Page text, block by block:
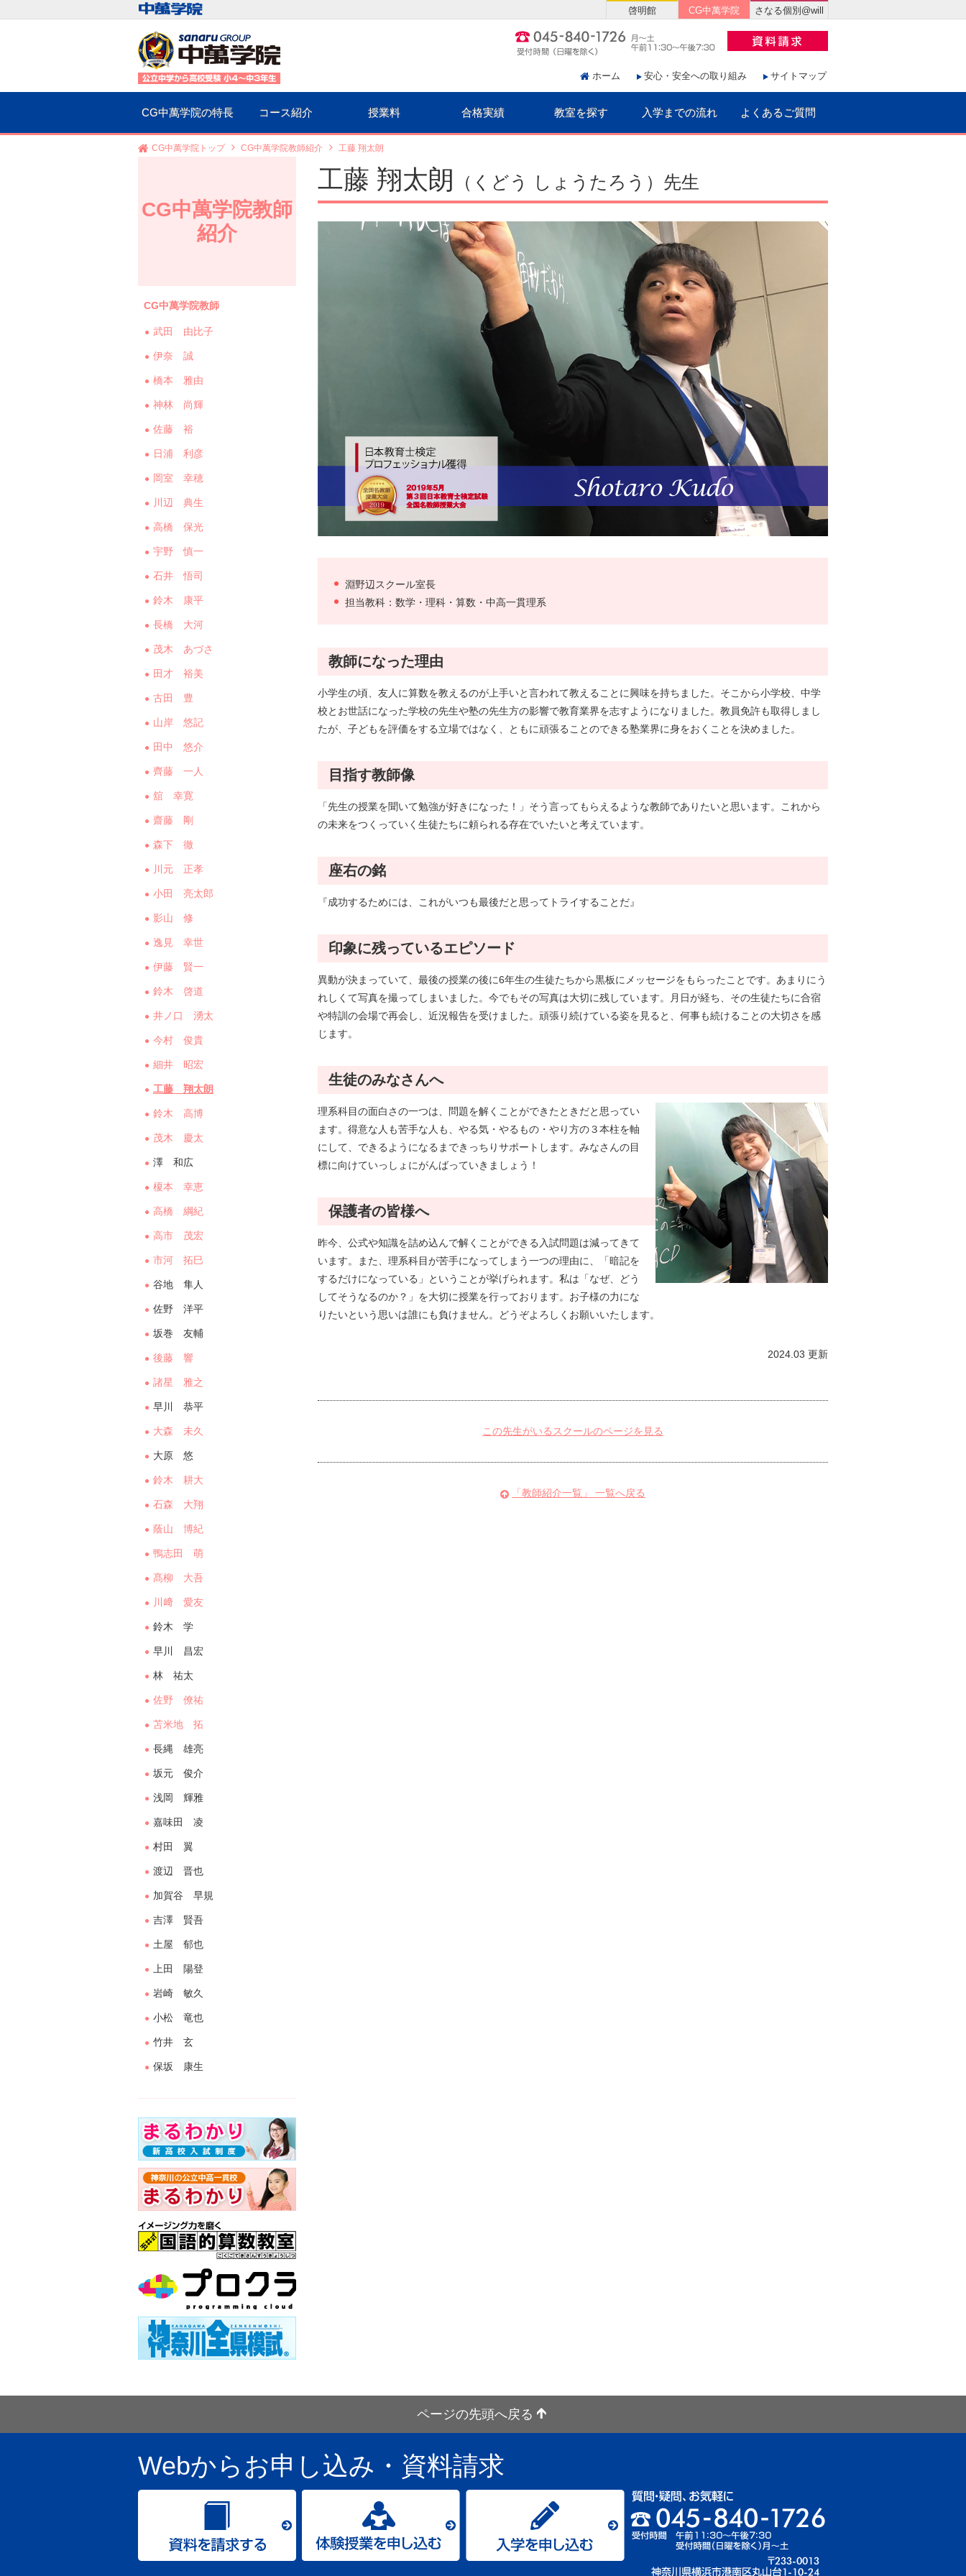
ホーム 安心・安全への取り組み サイトマップ
CG中萬学院の特長 コース紹介 授業料 合格実績 教室を探す 入学までの流れ よくあるご質問
啓明館 CG中萬学院 さなる個別@will
CG中萬学院トップ CG中萬学院教師紹介 工藤 翔太朗
工藤 翔太朗 （くどう しょうたろう）先生
淵野辺スクール室長
担当教科：数学・理科・算数・中高一貫理系
教師になった理由
小学生の頃、友人に算数を教えるのが上手いと言われて教えることに興味を持ちました。そこから小学校、中学
校とお世話になった学校の先生や塾の先生方の影響で教育業界を志すようになりました。教員免許も取得しまし
たが、子どもを評価をする立場ではなく、ともに頑張ることのできる塾業界に身をおくことを決めました。
目指す教師像
「先生の授業を聞いて勉強が好きになった！」そう言ってもらえるような教師でありたいと思います。これから
の未来をつくっていく生徒たちに頼られる存在でいたいと考えています。
座右の銘
『成功するためには、これがいつも最後だと思ってトライすることだ』
印象に残っているエピソード
異動が決まっていて、最後の授業の後に6年生の生徒たちから黒板にメッセージをもらったことです。あまりにう
れしくて写真を撮ってしまいました。今でもその写真は大切に残しています。月日が経ち、その生徒たちに合宿
や特訓の会場で再会し、近況報告を受けました。頑張り続けている姿を見ると、何事も続けることの大切さを感
じます。
生徒のみなさんへ
理系科目の面白さの一つは、問題を解くことができたときだと思ってい
ます。得意な人も苦手な人も、やる気・やるもの・やり方の３本柱を軸
にして、できるようになるまできっちりサポートします。みなさんの目
標に向けていっしょにがんばっていきましょう！
保護者の皆様へ
昨今、公式や知識を詰め込んで解くことができる入試問題は減ってきて
います。また、理系科目が苦手になってしまう一つの理由に、「暗記を
するだけになっている」ということが挙げられます。私は「なぜ、どう
してそうなるのか？」を大切に授業を行っております。お子様の力にな
りたいという思いは誰にも負けません。どうぞよろしくお願いいたします。
2024.03 更新
この先生がいるスクールのページを見る
「教師紹介一覧」 一覧へ戻る
CG中萬学院教師
紹介
CG中萬学院教師
武田 由比子
伊奈 誠
橋本 雅由
神林 尚輝
佐藤 裕
日浦 利彦
岡室 幸穂
川辺 典生
高橋 保光
宇野 慎一
石井 悟司
鈴木 康平
長橋 大河
茂木 あづさ
田才 裕美
古田 豊
山岸 悠記
田中 悠介
齊藤 一人
舘 幸寛
齋藤 剛
森下 徹
川元 正孝
小田 亮太郎
影山 修
逸見 幸世
伊藤 賢一
鈴木 啓道
井ノ口 湧太
今村 俊貴
細井 昭宏
工藤 翔太朗
鈴木 高博
茂木 慶太
澤 和広
榎本 幸恵
高橋 綱紀
高市 茂宏
市河 拓巳
谷地 隼人
佐野 洋平
坂巻 友輔
後藤 響
諸星 雅之
早川 恭平
大森 未久
大原 悠
鈴木 耕大
石森 大翔
蔭山 博紀
鴨志田 萌
髙柳 大吾
川﨑 愛友
鈴木 学
早川 昌宏
林 祐太
佐野 僚祐
苫米地 拓
長縄 雄亮
坂元 俊介
浅岡 輝雅
嘉味田 凌
村田 翼
渡辺 晋也
加賀谷 早規
吉澤 賢吾
土屋 郁也
上田 陽登
岩崎 敏久
小松 竜也
竹井 玄
保坂 康生
ページの先頭へ戻る
Webからお申し込み ・資料請求